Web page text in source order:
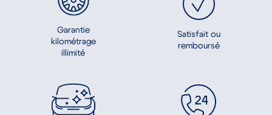
Garantie
kilométrage
illimité
Satisfait ou
remboursé